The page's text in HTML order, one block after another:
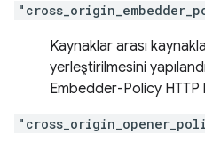
Kaynaklar arası
yerleştirilmesini
Embedder-Policy HTTP